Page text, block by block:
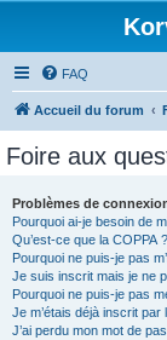
FAQ
Accueil du forum
Foire aux
Problèmes de
Pourquoi ai-je besoin de
Qu’est-ce que la COPPA ?
Pourquoi ne puis-je pas
Je suis inscrit mais je ne
Pourquoi ne puis-je pas
Je m’étais déjà inscrit
J’ai perdu mon mot de